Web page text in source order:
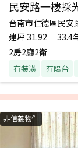
民安路一樓採
台南市仁德區民安
建坪 31.92
33.4
2房2廳2衛
有裝潢 有陽台
非信義物件